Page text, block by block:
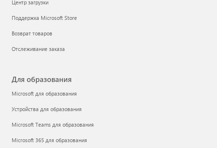
Центр загрузки
Поддержка Microsoft Store
Возврат товаров
Отслеживание заказа
Для образования
Microsoft для образования
Устройства для образования
Microsoft Teams для образования
Microsoft 365 для образования